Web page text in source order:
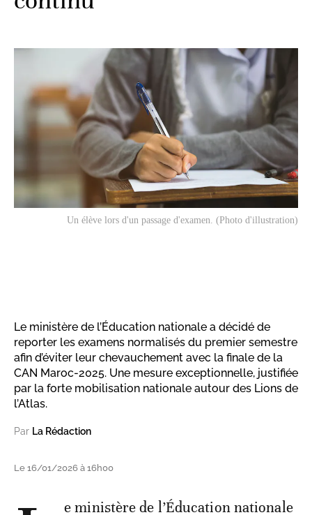
Un élève lors d'un passage d'examen. (Photo d'illustration)
Le ministère de l’Éducation nationale a décidé de
reporter les examens normalisés du premier semestre
afin d’éviter leur chevauchement avec la finale de la
CAN Maroc-2025. Une mesure exceptionnelle, justifiée
par la forte mobilisation nationale autour des Lions de
l’Atlas.
Par La Rédaction
Le 16/01/2026 à 16h00
e ministère de l’Éducation nationale